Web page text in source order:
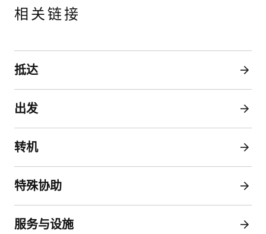
相关链接
抵达
出发
转机
特殊协助
服务与设施